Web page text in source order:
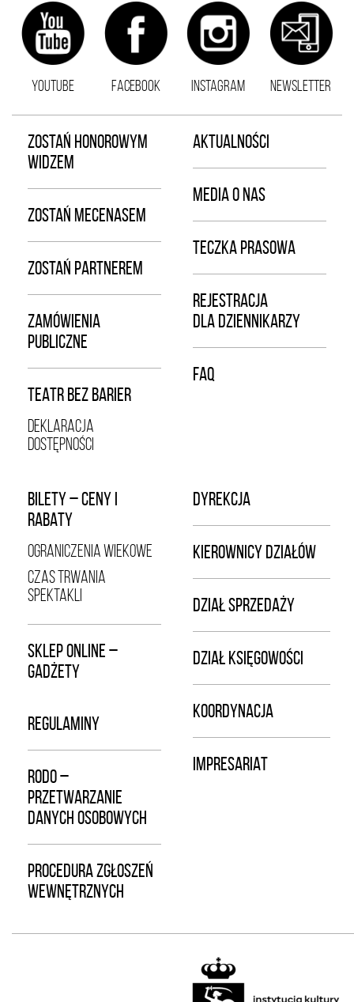
YOUTUBE FACEBOOK INSTAGRAM NEWSLETTER
ZOSTAŃ HONOROWYM
WIDZEM
ZOSTAŃ MECENASEM
ZOSTAŃ PARTNEREM
ZAMÓWIENIA
PUBLICZNE
TEATR BEZ BARIER
DEKLARACJA
DOSTĘPNOŚCI
AKTUALNOŚCI
MEDIA O NAS
TECZKA PRASOWA
REJESTRACJA
DLA DZIENNIKARZY
FAQ
BILETY – CENY I
RABATY
OGRANICZENIA WIEKOWE
CZAS TRWANIA
SPEKTAKLI
SKLEP ONLINE –
GADŻETY
REGULAMINY
RODO –
PRZETWARZANIE
DANYCH OSOBOWYCH
PROCEDURA ZGŁOSZEŃ
WEWNĘTRZNYCH
DYREKCJA
KIEROWNICY DZIAŁÓW
DZIAŁ SPRZEDAŻY
DZIAŁ KSIĘGOWOŚCI
KOORDYNACJA
IMPRESARIAT